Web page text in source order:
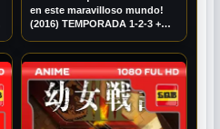
en este maravilloso mundo!
(2016) TEMPORADA 1-2-3 +
BDRIP